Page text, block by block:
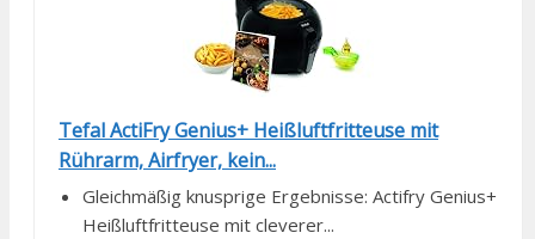
Tefal ActiFry Genius+ Heißluftfritteuse mit
Rührarm, Airfryer, kein...
Gleichmäßig knusprige Ergebnisse: Actifry Genius+
Heißluftfritteuse mit cleverer...